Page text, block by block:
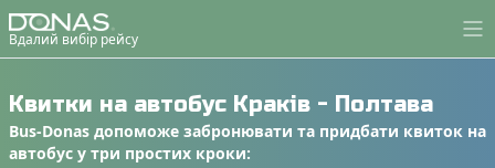
Вдалий вибір рейсу
Квитки на автобус Краків - Полтава
Bus-Donas допоможе забронювати та придбати квиток на
автобус у три простих кроки: